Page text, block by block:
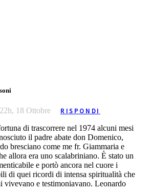
18 Ottobre
RISPONDI
di trascorrere nel 1974 alcuni mesi
il padre abate don Domenico,
bresciano come me fr. Giammaria e
allora era uno scalabriniano. È stato un
e portò ancora nel cuore i
di quei ricordi di intensa spiritualità che
vivevano e testimoniavano. Leonardo